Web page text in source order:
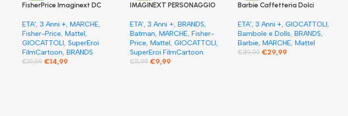
FisherPrice Imaginext DC
prescolare Superman XL 25
cm figure snodabile
ETA', 3 Anni +, MARCHE,
Fisher-Price, Mattel,
GIOCATTOLI, SuperEroi
FilmCartoon, BRANDS
€19,99 €14,99
IMAGINEXT PERSONAGGIO
DC Comics Batman
ETA', 3 Anni +, BRANDS,
Batman, MARCHE, Fisher-
Price, Mattel, GIOCATTOLI,
SuperEroi FilmCartoon
€11,99 €9,99
​Barbie Caffetteria Dolci
colore 1 gattino mobili e 21+
accessori
ETA', 3 Anni +, GIOCATTOLI,
Bambole e Dolls, BRANDS,
Barbie, MARCHE, Mattel
€39,99 €29,99